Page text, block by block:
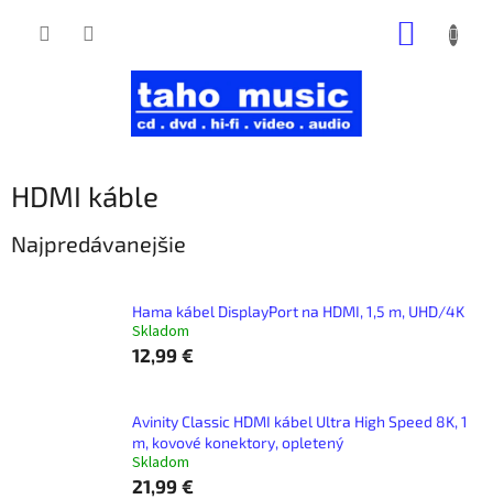
HDMI káble
Najpredávanejšie
Hama kábel DisplayPort na HDMI, 1,5 m, UHD/4K
Skladom
12,99 €
Avinity Classic HDMI kábel Ultra High Speed 8K, 1
m, kovové konektory, opletený
Skladom
21,99 €